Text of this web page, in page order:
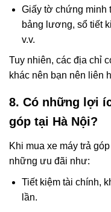
Giấy tờ chứng minh
bảng lương, sổ tiết
v.v.
Tuy nhiên, các địa chỉ
khác nên bạn nên liên
8. Có những lợi
góp tại Hà Nội?
Khi mua xe máy trả
những ưu đãi như:
Tiết kiệm tài chính,
lần.